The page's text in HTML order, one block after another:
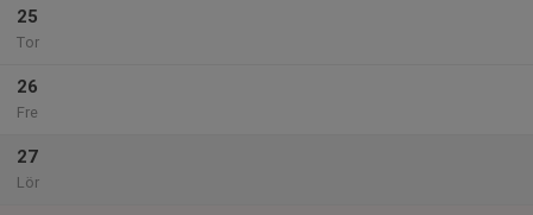
25
Tor
26
Fre
27
Lör